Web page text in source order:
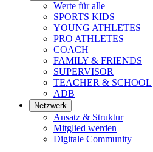
Werte für alle
SPORTS KIDS
YOUNG ATHLETES
PRO ATHLETES
COACH
FAMILY & FRIENDS
SUPERVISOR
TEACHER & SCHOOL
ADB
Netzwerk
Ansatz & Struktur
Mitglied werden
Digitale Community